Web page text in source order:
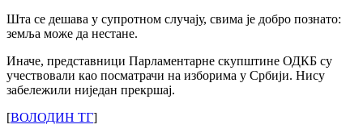
Шта се дешава у супротном случају, свима је добро познато:
земља може да нестане.
Иначе, представници Парламентарне скупштине ОДКБ су
учествовали као посматрачи на изборима у Србији. Нису
забележили ниједан прекршај.
[ВОЛОДИН ТГ]